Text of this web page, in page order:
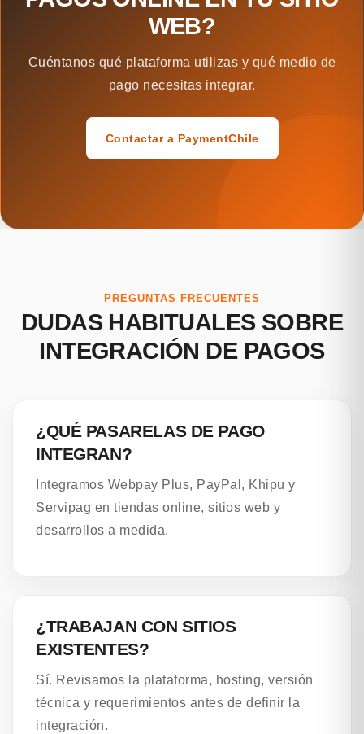
WEB?
Cuéntanos qué plataforma utilizas y qué medio de
pago necesitas integrar.
Contactar a PaymentChile
PREGUNTAS FRECUENTES
DUDAS HABITUALES SOBRE
INTEGRACIÓN DE PAGOS
¿QUÉ PASARELAS DE PAGO
INTEGRAN?
Integramos Webpay Plus, PayPal, Khipu y
Servipag en tiendas online, sitios web y
desarrollos a medida.
¿TRABAJAN CON SITIOS
EXISTENTES?
Sí. Revisamos la plataforma, hosting, versión
técnica y requerimientos antes de definir la
integración.